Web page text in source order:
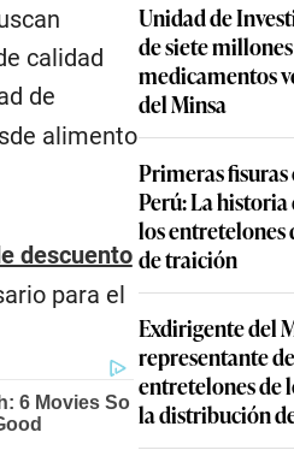
calidad
de
alimento
descuento
para el
Unidad de
de siete
medicamentos
del Minsa
Primeras fisuras
Perú: La historia
los entretelones
de traición
Exdirigente del
representante
entretelones de
la distribución